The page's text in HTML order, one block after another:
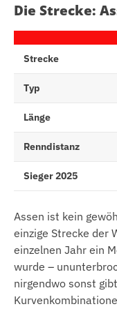
Die Strecke:
Strecke
Typ
Länge
Renndistanz
Sieger 2025
Assen ist kein
einzige Strecke der
einzelnen Jahr ein
wurde –
nirgendwo sonst